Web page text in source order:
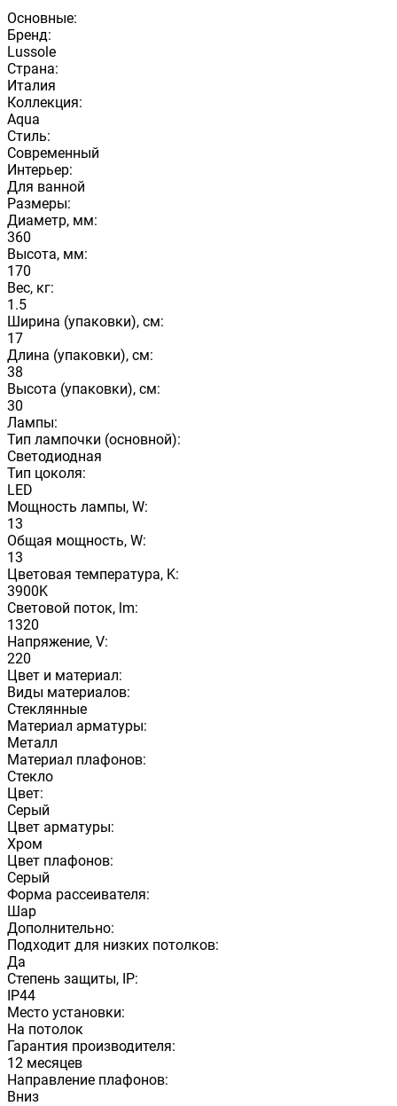
Основные:
Бренд:
Lussole
Страна:
Италия
Коллекция:
Aqua
Стиль:
Современный
Интерьер:
Для ванной
Размеры:
Диаметр, мм:
360
Высота, мм:
170
Вес, кг:
1.5
Ширина (упаковки), см:
17
Длина (упаковки), см:
38
Высота (упаковки), см:
30
Лампы:
Тип лампочки (основной):
Светодиодная
Тип цоколя:
LED
Мощность лампы, W:
13
Общая мощность, W:
13
Цветовая температура, K:
3900K
Световой поток, lm:
1320
Напряжение, V:
220
Цвет и материал:
Виды материалов:
Стеклянные
Материал арматуры:
Металл
Материал плафонов:
Стекло
Цвет:
Серый
Цвет арматуры:
Хром
Цвет плафонов:
Серый
Форма рассеивателя:
Шар
Дополнительно:
Подходит для низких потолков:
Да
Степень защиты, IP:
IP44
Место установки:
На потолок
Гарантия производителя:
12 месяцев
Направление плафонов:
Вниз